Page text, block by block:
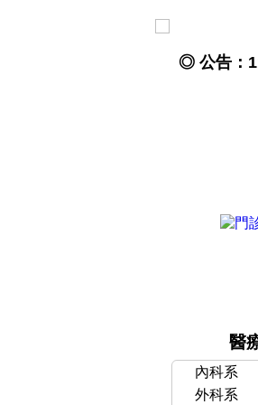
◎ 公告：
醫
內科系
外科系